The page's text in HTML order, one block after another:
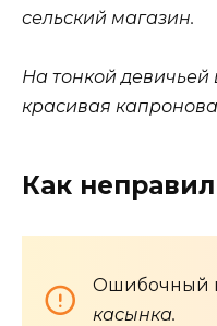
сельский магазин.
На тонкой
красивая
Как
Ошибочный
касынка.